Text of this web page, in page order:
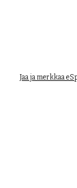
Jaa ja merkkaa